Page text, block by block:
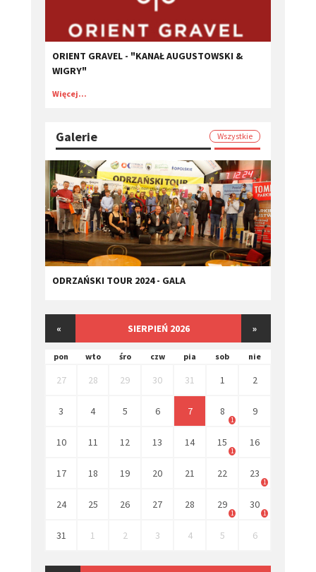
ORIENT GRAVEL - "KANAŁ AUGUSTOWSKI &
WIGRY"
Więcej...
Galerie Wszystkie
ODRZAŃSKI TOUR 2024 - GALA
« SIERPIEŃ 2026 »
pon wto śro czw pia sob nie
27 28 29 30 31 1 2
3 4 5 6 7 8
1
9
10 11 12 13 14 15
1
16
17 18 19 20 21 22 23
1
24 25 26 27 28 29
1
30
1
31 1 2 3 4 5 6